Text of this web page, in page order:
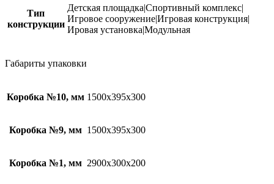
Тип
конструкции
Детская площадка|Спортивный комплекс|
Игровое сооружение|Игровая конструкция|
Ировая установка|Модульная
Габариты упаковки
Коробка №10, мм 1500х395х300
Коробка №9, мм 1500х395х300
Коробка №1, мм 2900х300х200